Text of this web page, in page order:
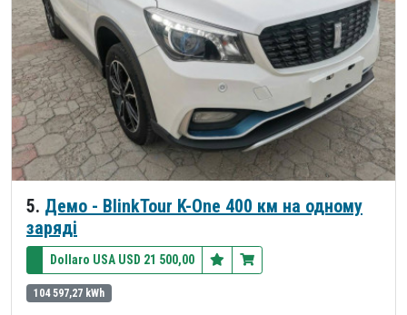
5. Демо - BlinkTour K-One 400 км на одному
заряді
Dollaro USA USD 21 500,00
104 597,27 kWh